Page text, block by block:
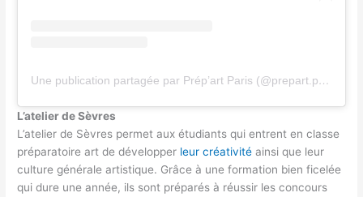
Une publication partagée par Prép’art Paris (@prepart.paris)
L’atelier de Sèvres
L’atelier de Sèvres permet aux étudiants qui entrent en classe
préparatoire art de développer leur créativité ainsi que leur
culture générale artistique. Grâce à une formation bien ficelée
qui dure une année, ils sont préparés à réussir les concours